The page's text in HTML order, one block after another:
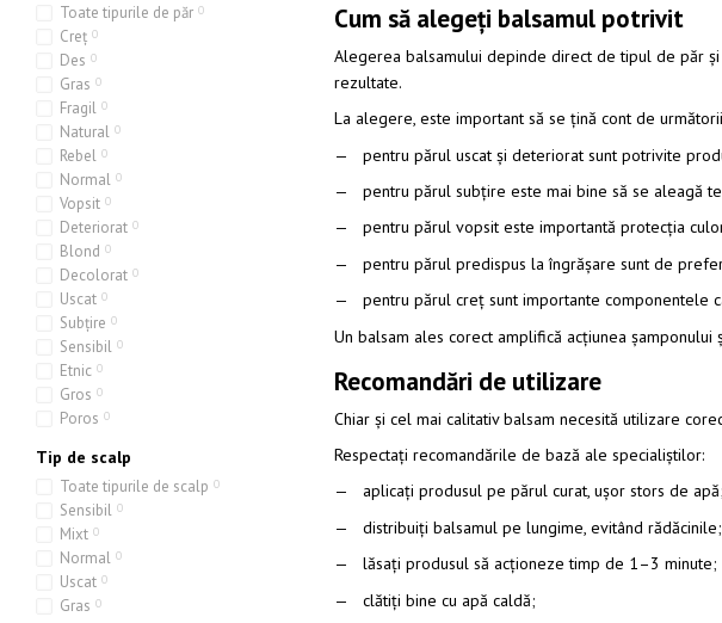
Cum să alegeți balsamul potrivit
Alegerea balsamului depinde direct de tipul de păr
rezultate.
La alegere, este important să se țină cont de
pentru părul uscat și deteriorat sunt potrivite
pentru părul subțire este mai bine să se aleagă
pentru părul vopsit este importantă protecția
pentru părul predispus la îngrășare sunt de
pentru părul creț sunt importante componentele
Un balsam ales corect amplifică acțiunea
Recomandări de utilizare
Chiar și cel mai calitativ balsam necesită utilizare
Respectați recomandările de bază ale specialiștilor:
aplicați produsul pe părul curat, ușor stors de apă;
distribuiți balsamul pe lungime, evitând rădăcinile;
lăsați produsul să acționeze timp de 1–3 minute;
clătiți bine cu apă caldă;
Toate tipurile de păr 0
Creț 0
Des 0
Gras 0
Fragil 0
Natural 0
Rebel 0
Normal 0
Vopsit 0
Deteriorat 0
Blond 0
Decolorat 0
Uscat 0
Subțire 0
Sensibil 0
Etnic 0
Gros 0
Poros 0
Tip de scalp
Toate tipurile de scalp 0
Sensibil 0
Mixt 0
Normal 0
Uscat 0
Gras 0